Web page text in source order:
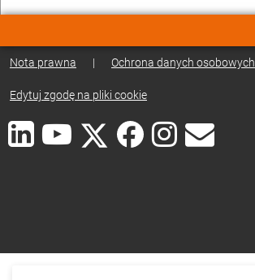
Nota prawna | Ochrona danych osobowych
Edytuj zgodę na pliki cookie